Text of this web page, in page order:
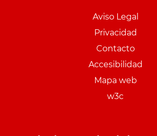
Aviso Legal
Privacidad
Contacto
Accesibilidad
Mapa web
w3c